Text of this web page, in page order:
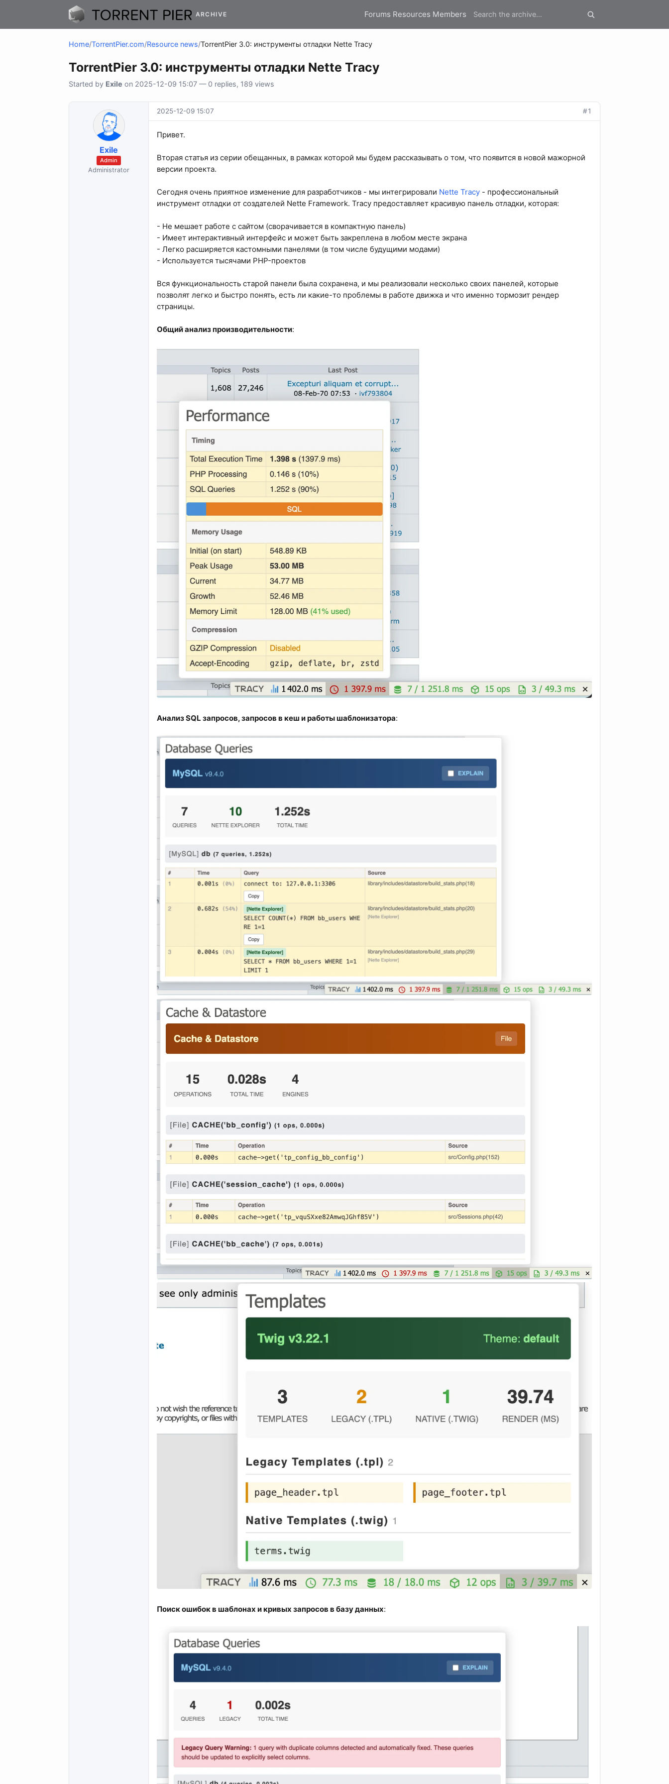
ARCHIVE Forums Resources Members
Home/TorrentPier.com/Resource news/TorrentPier 3.0: инструменты отладки Nette Tracy
TorrentPier 3.0: инструменты отладки Nette Tracy
Started by Exile on 2025-12-09 15:07 — 0 replies, 189 views
Exile
Admin
Administrator
2025-12-09 15:07 #1
Привет.
Вторая статья из серии обещанных, в рамках которой мы будем рассказывать о том, что появится в новой мажорной
версии проекта.
Сегодня очень приятное изменение для разработчиков - мы интегрировали Nette Tracy - профессиональный
инструмент отладки от создателей Nette Framework. Tracy предоставляет красивую панель отладки, которая:
- Не мешает работе с сайтом (сворачивается в компактную панель)
- Имеет интерактивный интерфейс и может быть закреплена в любом месте экрана
- Легко расширяется кастомными панелями (в том числе будущими модами)
- Используется тысячами PHP-проектов
Вся функциональность старой панели была сохранена, и мы реализовали несколько своих панелей, которые
позволят легко и быстро понять, есть ли какие-то проблемы в работе движка и что именно тормозит рендер
страницы.
Общий анализ производительности:
Анализ SQL запросов, запросов в кеш и работы шаблонизатора:
Поиск ошибок в шаблонах и кривых запросов в базу данных: